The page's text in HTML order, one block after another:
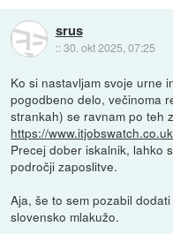
srus
::30. okt 2025, 07:25
Ko si nastavljam svoje urne
pogodbeno delo, večinoma
strankah) se ravnam po teh
https://
Precej dober iskalnik, lahko
področji zaposlitve.
Aja, še to sem pozabil
slovensko mlakužo.